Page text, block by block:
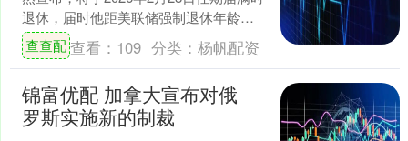
退休，届时他距美联储强制退休年龄尚
有五年有余，此举被视为他主动回避了
一场可能的连任争....
查查配查看： 109 分类： 杨帆配资
锦富优配 加拿大宣布对俄
罗斯实施新的制裁